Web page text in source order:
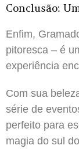
Conclusão:
Enfim,
pitoresca – é
experiência
Com sua
série de
perfeito para
magia do sul